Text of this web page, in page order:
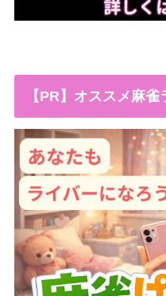
【PR】オススメ麻雀